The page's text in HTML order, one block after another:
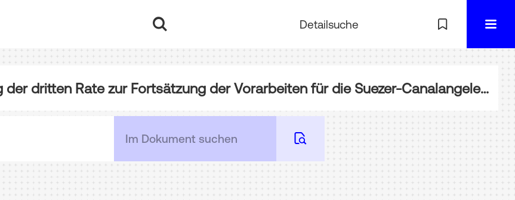
Detailsuche
NL-050-0569: Brief bzgl. der "Einzahlung der dritten Rate zur Fortsätzung der Vorarbeiten für die Suezer-Canalangelegenheit" (Konzept)